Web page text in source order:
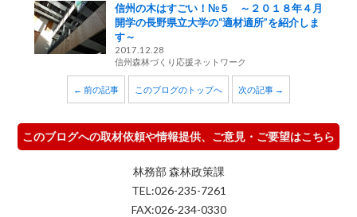
信州の木はすごい！№５ ～２０１８年４月
開学の長野県立大学の“適材適所”を紹介しま
す～
2017.12.28
信州森林づくり応援ネットワーク
← 前の記事 このブログのトップへ 次の記事 →
このブログへの取材依頼や情報提供、ご意見・ご要望はこちら
林務部 森林政策課
TEL:026-235-7261
FAX:026-234-0330